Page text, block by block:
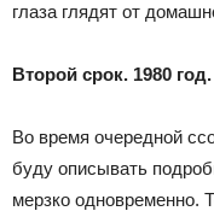
глаза глядят от
Второй срок. 1980 год.
Во время очередной
буду описывать
мерзко одновременно.